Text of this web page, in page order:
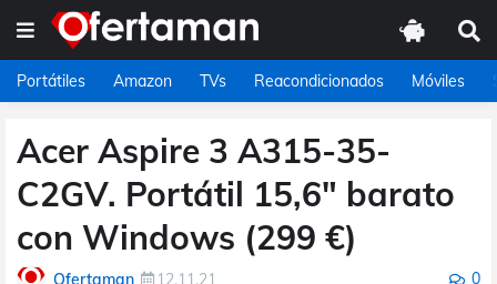
Portátiles Amazon TVs Reacondicionados Móviles
Acer Aspire 3 A315-35-
C2GV. Portátil 15,6" barato
con Windows (299 €)
Ofertaman 12.11.21 0